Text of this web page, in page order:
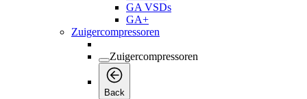
GA VSDs
GA+
Zuigercompressoren
Zuigercompressoren
Back